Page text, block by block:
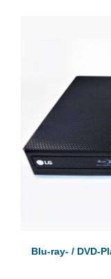
Blu-ray- / DVD-